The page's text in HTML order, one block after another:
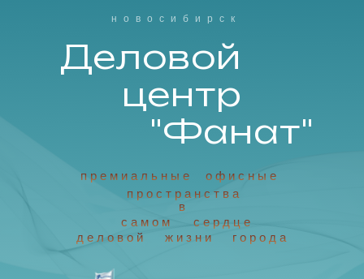
Деловой
центр
"Фанат"
н о в о с и б и р с к
г о р о д а
в
ж и з н и
д е л о в о й
с а м о м с е р д ц е
п р о с т р а н с т в а
о ф и с н ы е
п р е м и а л ь н ы е